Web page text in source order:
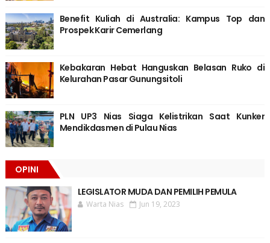
Benefit Kuliah di Australia: Kampus Top dan
Prospek Karir Cemerlang
Kebakaran Hebat Hanguskan Belasan Ruko di
Kelurahan Pasar Gunungsitoli
PLN UP3 Nias Siaga Kelistrikan Saat Kunker
Mendikdasmen di Pulau Nias
OPINI
LEGISLATOR MUDA DAN PEMILIH PEMULA
Warta Nias Jun 19, 2023